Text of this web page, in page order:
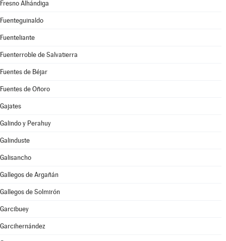
Fresno Alhándiga
Fuenteguinaldo
Fuenteliante
Fuenterroble de Salvatierra
Fuentes de Béjar
Fuentes de Oñoro
Gajates
Galindo y Perahuy
Galinduste
Galisancho
Gallegos de Argañán
Gallegos de Solmirón
Garcibuey
Garcihernández